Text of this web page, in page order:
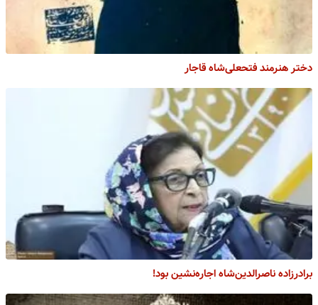
دختر هنرمند فتحعلی‌شاه قاجار
برادرزاده ناصرالدین‌شاه اجاره‌نشین بود!